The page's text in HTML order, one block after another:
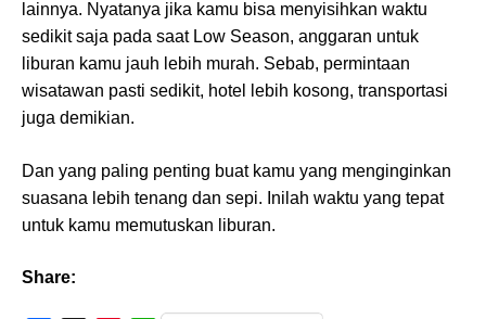
lainnya. Nyatanya jika kamu bisa menyisihkan waktu
sedikit saja pada saat Low Season, anggaran untuk
liburan kamu jauh lebih murah. Sebab, permintaan
wisatawan pasti sedikit, hotel lebih kosong, transportasi
juga demikian.
Dan yang paling penting buat kamu yang menginginkan
suasana lebih tenang dan sepi. Inilah waktu yang tepat
untuk kamu memutuskan liburan.
Share: